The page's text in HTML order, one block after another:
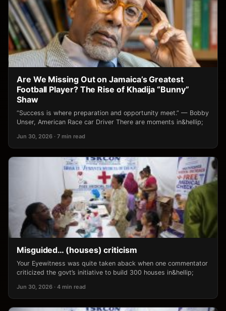
Are We Missing Out on Jamaica’s Greatest
Football Player? The Rise of Khadija “Bunny”
Shaw
“Success is where preparation and opportunity meet.” — Bobby
Unser, American Race car Driver There are moments in&hellip;
Jun 30, 2026 · 7 min read
Misguided… (houses) criticism
Your Eyewitness was quite taken aback when one commentator
criticized the govt’s initiative to build 300 houses in&hellip;
Jun 30, 2026 · 4 min read